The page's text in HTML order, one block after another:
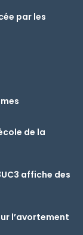
par les
de la
affiche des
l’avortement